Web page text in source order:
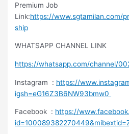
Premium Job
Link:https://www.sgtamilan.com/
ship
WHATSAPP CHANNEL LINK
https://whatsapp.com/channel/
Instagram : https://
igsh=eG16Z3B6NW93bmw0
Facebook : https://